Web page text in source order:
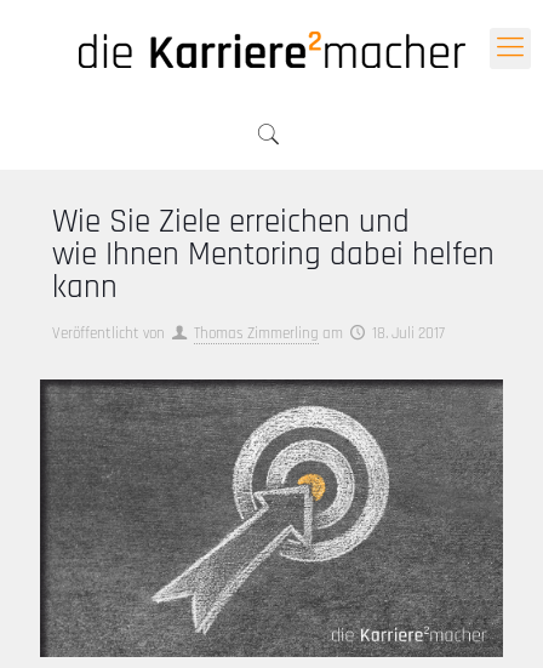
Wie Sie Ziele erreichen und
wie Ihnen Mentoring dabei helfen
kann
Veröffentlicht von Thomas Zimmerling am 18. Juli 2017